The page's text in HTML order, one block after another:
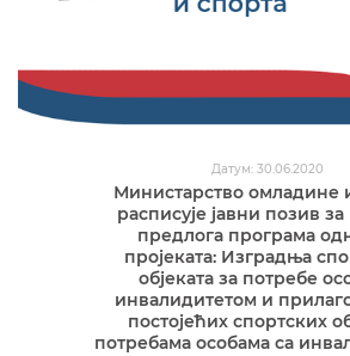
Датум: 30.06.2020
Министарство омладине
расписује јавни позив за
предлога програма
пројеката: Изградња
објеката за потребе
инвалидитетом и
постојећих спортских
потребама особама са